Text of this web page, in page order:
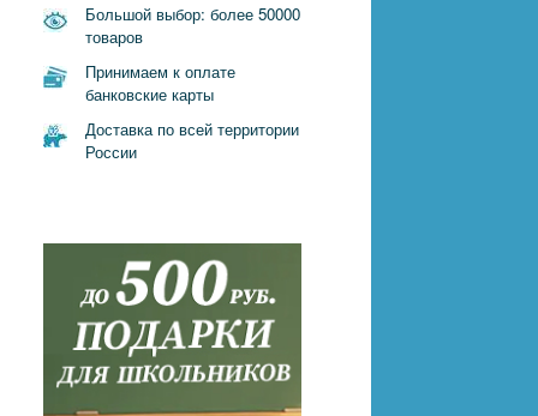
Большой выбор: более 50000
товаров
Принимаем к оплате
банковские карты
Доставка по всей территории
России